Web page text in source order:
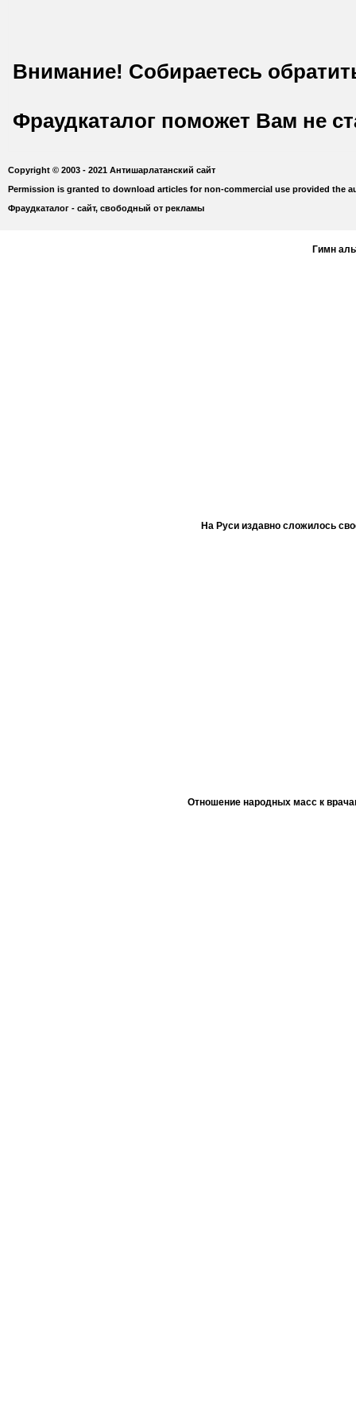
Внимание! Собираетесь
Фраудкаталог поможет Вам не
Copyright © 2003 - 2021 Антишарлатанский сайт
Permission is granted to download articles for non-commercial use provided the
Фраудкаталог - сайт, свободный от рекламы
Гимн
На Руси издавно сложилось
Отношение народных масс к